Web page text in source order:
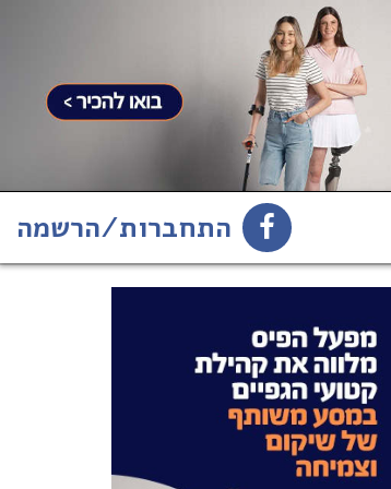
התחברות/הרשמה
הירשמו לניוזלטר 1